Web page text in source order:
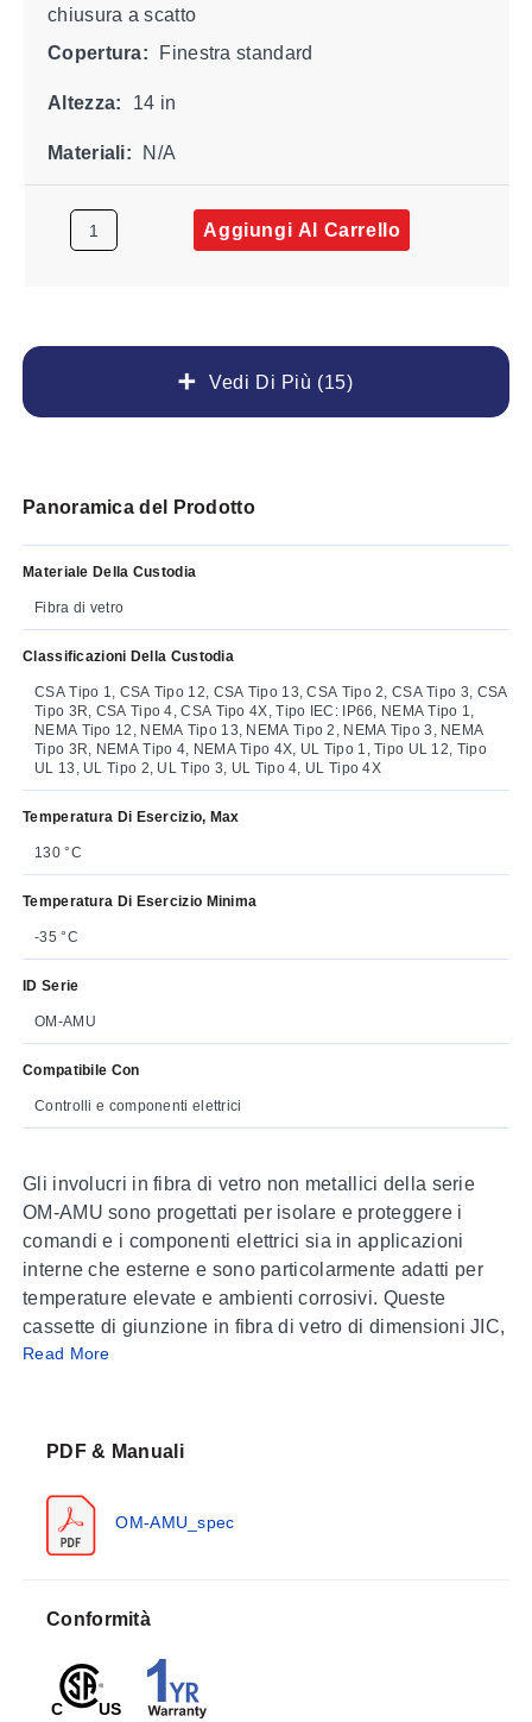
Vedi Di Più (15)
chiusura a scatto
Copertura:
Finestra standard
Altezza: 14 in
Materiali: N/A
Aggiungi Al Carrello
Panoramica del Prodotto
Materiale Della Custodia
Fibra di vetro
Classificazioni Della Custodia
CSA Tipo 1, CSA Tipo 12, CSA Tipo 13, CSA Tipo 2, CSA Tipo 3, CSA
Tipo 3R, CSA Tipo 4, CSA Tipo 4X, Tipo IEC: IP66, NEMA Tipo 1,
NEMA Tipo 12, NEMA Tipo 13, NEMA Tipo 2, NEMA Tipo 3, NEMA
Tipo 3R, NEMA Tipo 4, NEMA Tipo 4X, UL Tipo 1, Tipo UL 12, Tipo
UL 13, UL Tipo 2, UL Tipo 3, UL Tipo 4, UL Tipo 4X
Temperatura Di Esercizio, Max
130 °C
Temperatura Di Esercizio Minima
-35 °C
ID Serie
OM-AMU
Compatibile Con
Controlli e componenti elettrici
Gli involucri in fibra di vetro non metallici della serie
OM-AMU sono progettati per isolare e proteggere i
comandi e i componenti elettrici sia in applicazioni
interne che esterne e sono particolarmente adatti per
temperature elevate e ambienti corrosivi. Queste
cassette di giunzione in fibra di vetro di dimensioni JIC,
conformi a NEMA 3R e NEMA 4X (IP66), presentano
accesso necessario per ogni applicazione. Gli involucri
con perni delle cerniere rimovibili in acciaio
inossidabile.
Formulazione in poliestere rinforzato con fibra di
Guarnizione in neoprene a cellula chiusa con
incastro a lingua e scanalatura progettata per la
Read More
PDF & Manuali
OM-AMU_spec
Conformità